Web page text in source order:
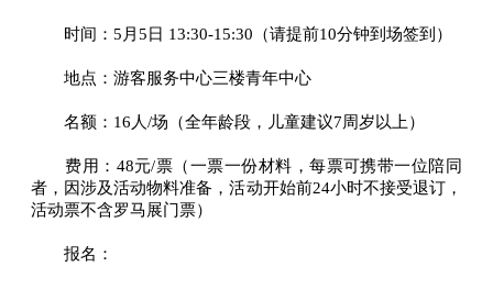
时间：5月5日 13:30-15:30（请提前10分钟到场签到）
地点：游客服务中心三楼青年中心
名额：16人/场（全年龄段，儿童建议7周岁以上）
费用：48元/票（一票一份材料，每票可携带一位陪同
者，因涉及活动物料准备，活动开始前24小时不接受退订，
活动票不含罗马展门票）
报名：